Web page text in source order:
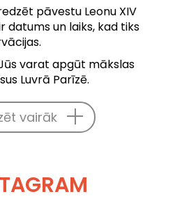
pāvestu Leonu XIV
datums un laiks, kad tiks
varat apgūt mākslas
Luvrā Parīzē.
vairāk